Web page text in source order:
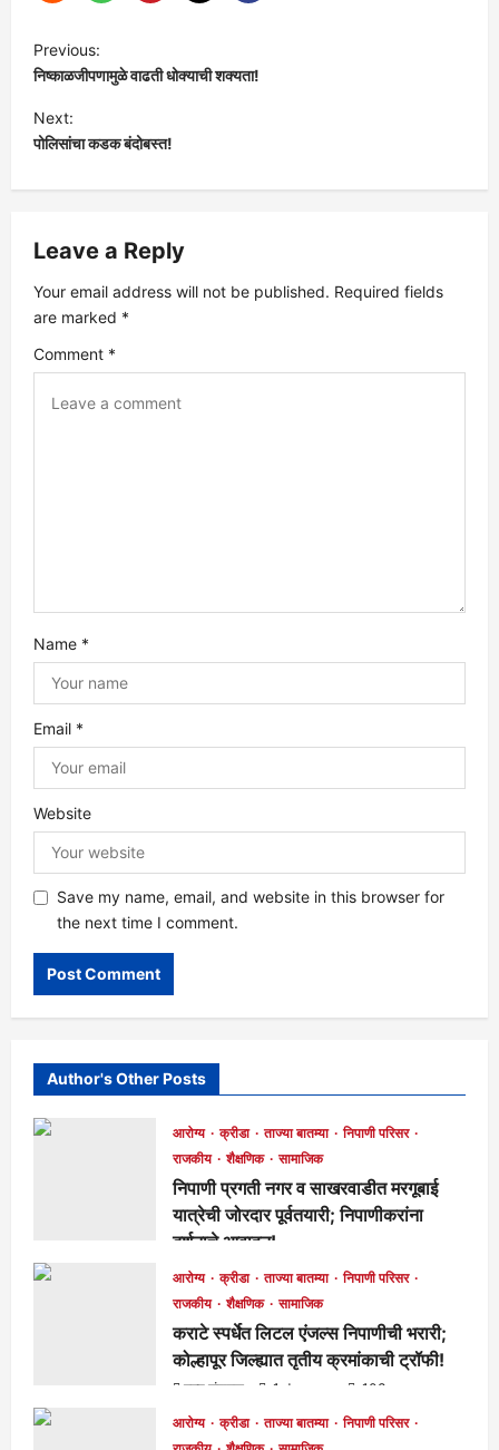
P
o
s
t
n
a
v
o
n
Previous:
निष्काळजीपणामुळे वाढती धोक्याची शक्यता!
Next:
पोलिसांचा कडक बंदोबस्त!
Leave a Reply
Your email address will not be published. Required fields
are marked *
Comment *
Name *
Email *
Website
Save my name, email, and website in this browser for
the next time I comment.
Author's Other Posts
आरोग्य क्रीडा ताज्या बातम्या
निपाणी परिसर
राजकीय
शैक्षणिक सामाजिक
निपाणी प्रगती नगर व साखरवाडीत मरगूबाई
यात्रेची जोरदार पूर्वतयारी; निपाणीकरांना
दर्शनाचे आवाहन!
मुख्य संपादक 90
आरोग्य क्रीडा ताज्या बातम्या
निपाणी परिसर
राजकीय
शैक्षणिक सामाजिक
कराटे स्पर्धेत लिटल एंजल्स निपाणीची भरारी;
कोल्हापूर जिल्ह्यात तृतीय क्रमांकाची ट्रॉफी!
मुख्य संपादक 1 day ago 103
आरोग्य क्रीडा ताज्या बातम्या
निपाणी परिसर